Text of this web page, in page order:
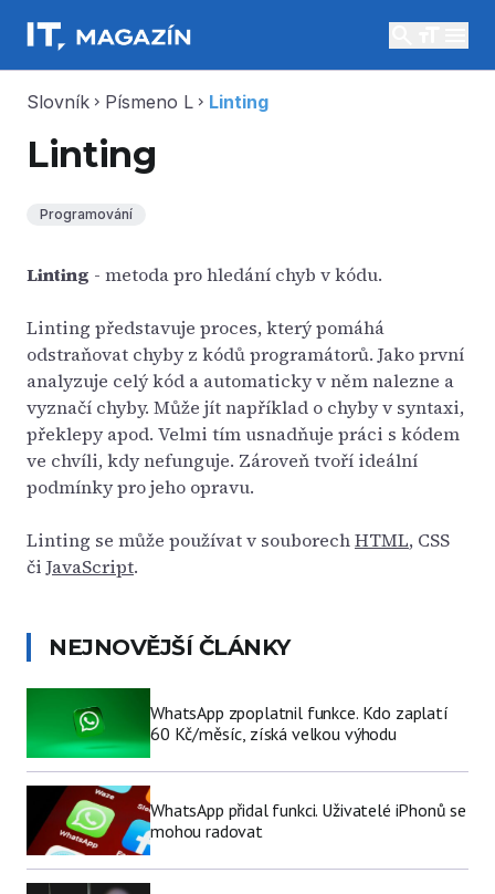
Slovník chevron_right Písmeno L chevron_right Linting
Linting
Programování
Linting - metoda pro hledání chyb v kódu.
Linting představuje proces, který pomáhá
odstraňovat chyby z kódů programátorů. Jako první
analyzuje celý kód a automaticky v něm nalezne a
vyznačí chyby. Může jít například o chyby v syntaxi,
překlepy apod. Velmi tím usnadňuje práci s kódem
ve chvíli, kdy nefunguje. Zároveň tvoří ideální
podmínky pro jeho opravu.
Linting se může používat v souborechHTML, CSS
či JavaScript.
NEJNOVĚJŠÍ ČLÁNKY
WhatsApp zpoplatnil funkce. Kdo zaplatí
60 Kč/měsíc, získá velkou výhodu
WhatsApp přidal funkci. Uživatelé iPhonů se
mohou radovat